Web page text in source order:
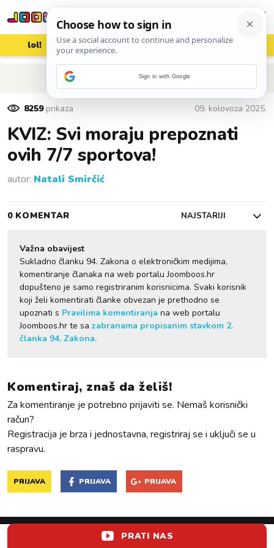
lol! aww vrh! woot?!
POVRATAK NA ČLANAK
8259prikaza 09. kolovoza 2025.
KVIZ: Svi moraju prepoznati
ovih 7/7 sportova!
autor: Natali Smirčić
0 KOMENTAR NAJSTARIJI
Važna obavijest
Sukladno članku 94. Zakona o elektroničkim medijima,
komentiranje članaka na web portalu Joomboos.hr
dopušteno je samo registriranim korisnicima. Svaki korisnik
koji želi komentirati članke obvezan je prethodno se
upoznati s Pravilima komentiranja na web portalu
Joomboos.hr te sa zabranama propisanim stavkom 2.
članka 94. Zakona.
Komentiraj, znaš da želiš!
Za komentiranje je potrebno prijaviti se. Nemaš korisnički
račun?
Registracija je brza i jednostavna, registriraj se i uključi se u
raspravu.
PRIJAVA PRIJAVA PRIJAVA
PRATI NAS
Sign in with Google